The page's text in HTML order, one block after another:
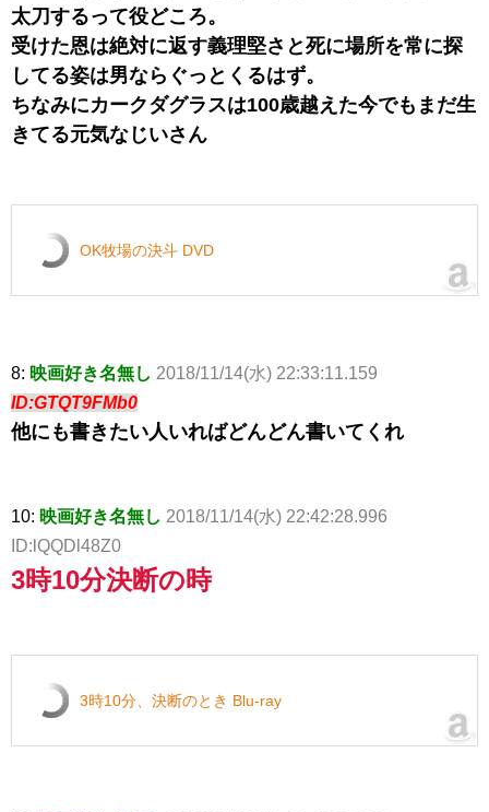
太刀するって役どころ。
受けた恩は絶対に返す義理堅さと死に場所を常に探
してる姿は男ならぐっとくるはず。
ちなみにカークダグラスは100歳越えた今でもまだ生
きてる元気なじいさん
OK牧場の決斗 DVD
8: 映画好き名無し 2018/11/14(水) 22:33:11.159
ID:GTQT9FMb0
他にも書きたい人いればどんどん書いてくれ
10: 映画好き名無し 2018/11/14(水) 22:42:28.996
ID:lQQDl48Z0
3時10分決断の時
3時10分、決断のとき Blu-ray